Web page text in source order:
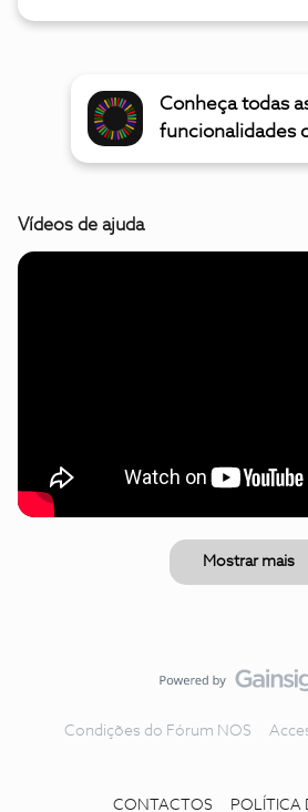
Conheça todas
funcionalidades
Vídeos de ajuda
Mostrar mais
Condições do Fórum NOS
CONTACTOS POLÍTICA